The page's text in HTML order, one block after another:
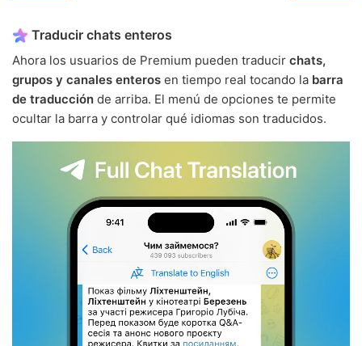
Traducir chats enteros
Ahora los usuarios de Premium pueden traducir chats,
grupos y canales enteros en tiempo real tocando la barra
de traducción de arriba. El menú de opciones te permite
ocultar la barra y controlar qué idiomas son traducidos.